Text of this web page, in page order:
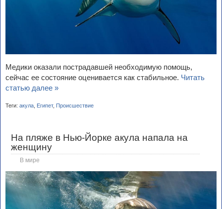
Медики оказали пострадавшей необходимую помощь,
сейчас ее состояние оценивается как стабильное. Читать
статью далее »
Теги: акула Египет, Происшествие
На пляже в Нью-Йорке акула напала на
женщину
В мире